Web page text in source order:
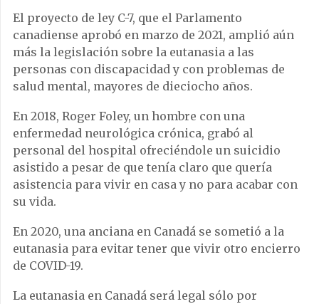
El proyecto de ley C-7, que el Parlamento
canadiense aprobó en marzo de 2021, amplió aún
más la legislación sobre la eutanasia a las
personas con discapacidad y con problemas de
salud mental, mayores de dieciocho años.
En 2018, Roger Foley, un hombre con una
enfermedad neurológica crónica, grabó al
personal del hospital ofreciéndole un suicidio
asistido a pesar de que tenía claro que quería
asistencia para vivir en casa y no para acabar con
su vida.
En 2020, una anciana en Canadá se sometió a la
eutanasia para evitar tener que vivir otro encierro
de COVID-19.
La eutanasia en Canadá será legal sólo por